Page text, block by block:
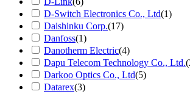
D-Switch Electronics Co., Ltd(1)
Daishinku Corp.(17)
Danfoss(1)
Danotherm Electric(4)
Dapu Telecom Technology Co., Ltd.
Darkoo Optics Co., Ltd(5)
Datarex(3)